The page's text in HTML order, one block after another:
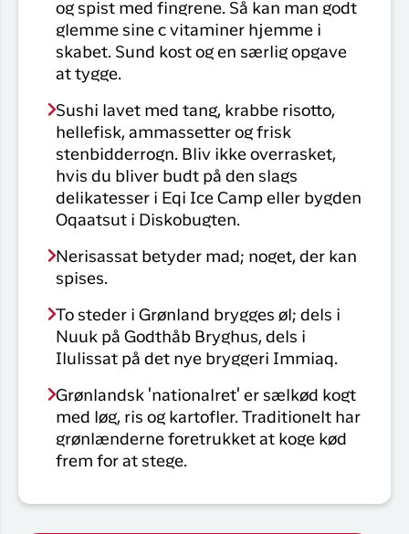
og spist med fingrene. Så kan man godt
glemme sine c vitaminer hjemme i
skabet. Sund kost og en særlig opgave
at tygge.
Sushi lavet med tang, krabbe risotto,
hellefisk, ammassetter og frisk
stenbidderrogn. Bliv ikke overrasket,
hvis du bliver budt på den slags
delikatesser i Eqi Ice Camp eller bygden
Oqaatsut i Diskobugten.
Nerisassat betyder mad; noget, der kan
spises.
To steder i Grønland brygges øl; dels i
Nuuk på Godthåb Bryghus, dels i
Ilulissat på det nye bryggeri Immiaq.
Grønlandsk 'nationalret' er sælkød kogt
med løg, ris og kartofler. Traditionelt har
grønlænderne foretrukket at koge kød
frem for at stege.